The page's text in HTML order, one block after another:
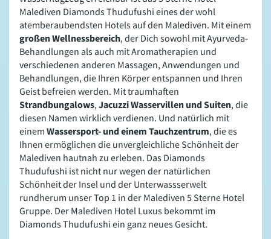
Malediven Diamonds Thudufushi eines der wohl
atemberaubendsten Hotels auf den Malediven. Mit einem
großen Wellnessbereich, der Dich sowohl mit Ayurveda-
Behandlungen als auch mit Aromatherapien und
verschiedenen anderen Massagen, Anwendungen und
Behandlungen, die Ihren Körper entspannen und Ihren
Geist befreien werden. Mit traumhaften
Strandbungalows,Jacuzzi Wasservillen und Suiten, die
diesen Namen wirklich verdienen. Und natürlich mit
einem Wassersport- und einem Tauchzentrum, die es
Ihnen ermöglichen die unvergleichliche Schönheit der
Malediven hautnah zu erleben. Das Diamonds
Thudufushi ist nicht nur wegen der natürlichen
Schönheit der Insel und der Unterwassserwelt
rundherum unser Top 1 in der Malediven 5 Sterne Hotel
Gruppe. Der Malediven Hotel Luxus bekommt im
Diamonds Thudufushi ein ganz neues Gesicht.